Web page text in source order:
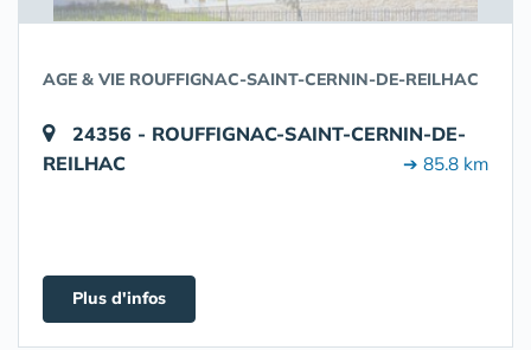
AGE & VIE ROUFFIGNAC-SAINT-CERNIN-DE-REILHAC
24356 - ROUFFIGNAC-SAINT-CERNIN-DE-
REILHAC
➔ 85.8 km
Plus d'infos